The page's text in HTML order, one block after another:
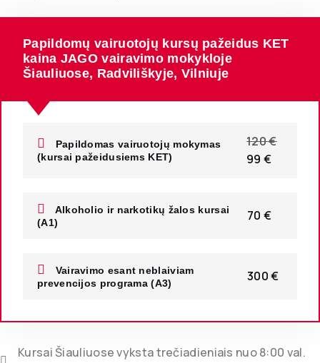
Papildomų vairuotojų kursų pažeidus KET
kaina JAGO vairavimo mokykloje
Šiauliuose, Radviliškyje, Vilniuje
Papildomas vairuotojų mokymas
(kursai pažeidusiems KET)
120 €
99 €
Alkoholio ir narkotikų žalos kursai
(A1)
70 €
Vairavimo esant neblaiviam
prevencijos programa (A3)
300 €
Kursai Šiauliuose vyksta trečiadieniais nuo 8:00 val.